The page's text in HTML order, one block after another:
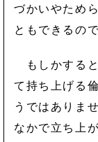
づかいやため
ともできるので
もしかする
て持ち上げる
うではありま
なかで立ち上